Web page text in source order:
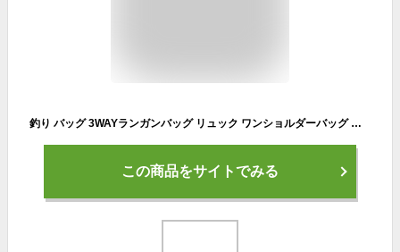
釣り バッグ 3WAYランガンバッグ リュック ワンショルダーバッグ 手提げバッグの1台3役 バックパック 600D 耐久性 KAN000344
この商品をサイトでみる